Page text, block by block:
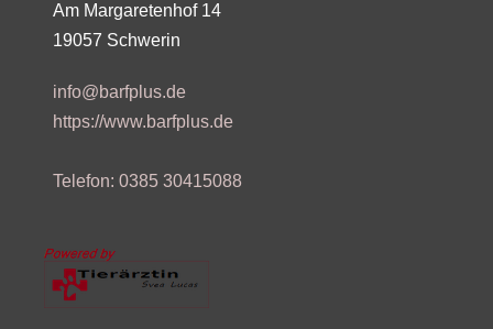
Am Margaretenhof 14
19057 Schwerin
info@barfplus.de
https://www.barfplus.de
Telefon: 0385 30415088